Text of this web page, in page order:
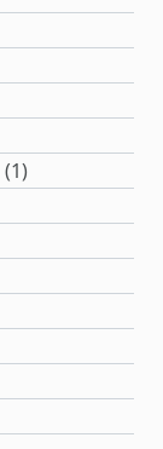
(1)